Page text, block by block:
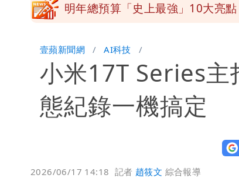
明年總預算「史上最強」10大亮
買BNT遭詐10億元 王尚智疑「慈
「我是台灣人」胸章竟是中國製
壹蘋新聞網 AI科技
小米17T Series主
態紀錄一機搞定
設
2026/06/17 14:18 記者 趙筱文 綜合報導